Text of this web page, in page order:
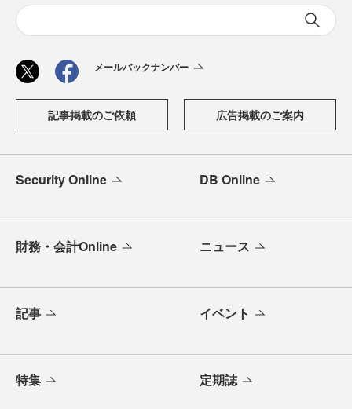
メールバックナンバー
記事掲載のご依頼 広告掲載のご案内
Security Online DB Online
財務・会計Online ニュース
記事 イベント
特集 定期誌